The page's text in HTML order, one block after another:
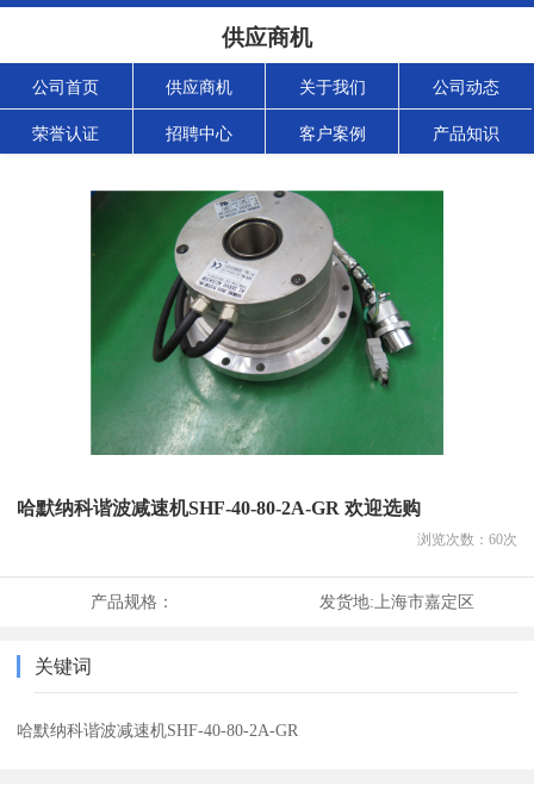
供应商机
公司首页 供应商机 关于我们 公司动态
荣誉认证 招聘中心 客户案例 产品知识
哈默纳科谐波减速机SHF-40-80-2A-GR 欢迎选购
浏览次数： 60次
产品规格： 发货地: 上海市嘉定区
关键词
哈默纳科谐波减速机SHF-40-80-2A-GR